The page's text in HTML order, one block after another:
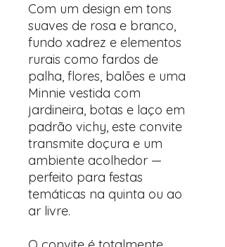
Com um design em tons
suaves de rosa e branco,
fundo xadrez e elementos
rurais como fardos de
palha, flores, balões e uma
Minnie vestida com
jardineira, botas e laço em
padrão vichy, este convite
transmite doçura e um
ambiente acolhedor —
perfeito para festas
temáticas na quinta ou ao
ar livre.